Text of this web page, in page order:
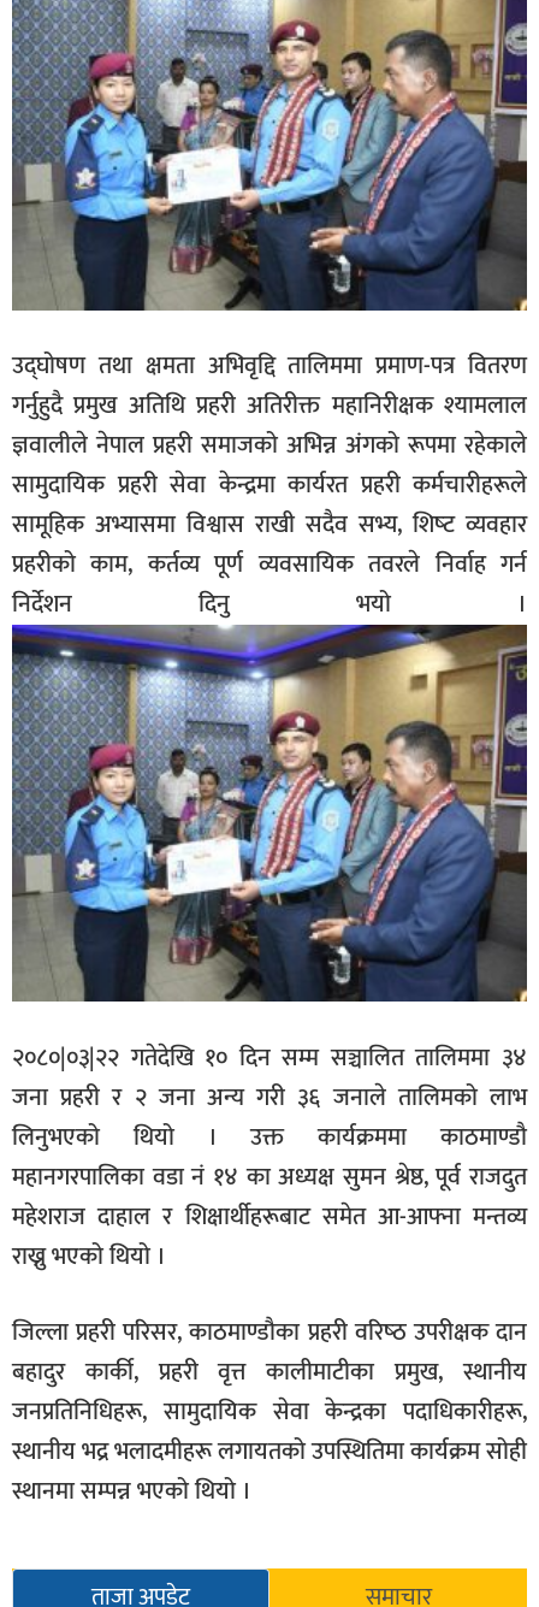
उद्घोषण तथा क्षमता अभिवृद्दि तालिममा प्रमाण-पत्र वितरण
गर्नुहुदै प्रमुख अतिथि प्रहरी अतिरीक्त महानिरीक्षक श्यामलाल
ज्ञवालीले नेपाल प्रहरी समाजको अभिन्न अंगको रूपमा रहेकाले
सामुदायिक प्रहरी सेवा केन्द्रमा कार्यरत प्रहरी कर्मचारीहरूले
सामूहिक अभ्यासमा विश्वास राखी सदैव सभ्य, शिष्‍ट व्यवहार
प्रहरीको काम, कर्तव्य पूर्ण व्यवसायिक तवरले निर्वाह गर्न
निर्देशन दिनु भयो ।
२०८०|०३|२२ गतेदेखि १० दिन सम्म सञ्चालित तालिममा ३४
जना प्रहरी र २ जना अन्य गरी ३६ जनाले तालिमको लाभ
लिनुभएको थियो । उक्त कार्यक्रममा काठमाण्डौ
महानगरपालिका वडा नं १४ का अध्यक्ष सुमन श्रेष्ठ, पूर्व राजदुत
महेशराज दाहाल र शिक्षार्थीहरूबाट समेत आ-आफ्ना मन्तव्य
राख्नु भएको थियो ।
जिल्ला प्रहरी परिसर, काठमाण्डौका प्रहरी वरिष्‍ठ उपरीक्षक दान
बहादुर कार्की, प्रहरी वृत्त कालीमाटीका प्रमुख, स्थानीय
जनप्रतिनिधिहरू, सामुदायिक सेवा केन्द्रका पदाधिकारीहरू,
स्थानीय भद्र भलादमीहरू लगायतको उपस्थितिमा कार्यक्रम सोही
स्थानमा सम्पन्न भएको थियो ।
ताजा अपडेट समाचार